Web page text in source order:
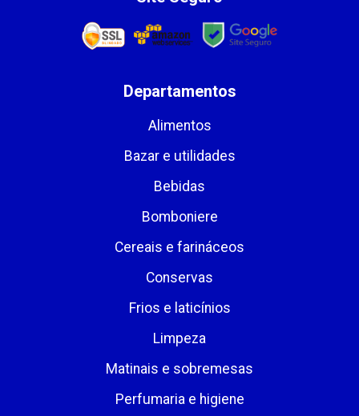
Departamentos
Alimentos
Bazar e utilidades
Bebidas
Bomboniere
Cereais e farináceos
Conservas
Frios e laticínios
Limpeza
Matinais e sobremesas
Perfumaria e higiene